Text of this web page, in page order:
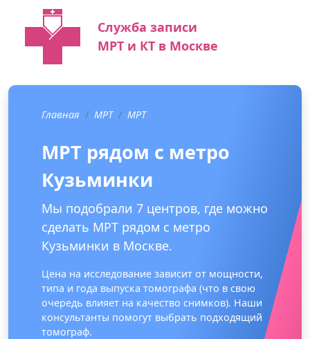
Служба записи
МРТ и КТ в Москве
Главная МРТ МРТ
МРТ рядом с метро
Кузьминки
Мы подобрали 7 центров, где можно
сделать МРТ рядом с метро
Кузьминки в Москве.
Цена на исследование зависит от мощности,
типа и года выпуска томографа (что в свою
очередь влияет на качество снимков). Наши
консультанты помогут выбрать подходящий
томограф.